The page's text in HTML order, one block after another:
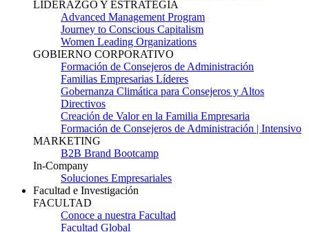
LIDERAZGO Y ESTRATEGIA
Advanced Management Program
Journey to Conscious Capitalism
Women Leading Organizations
GOBIERNO CORPORATIVO
Formación de Consejeros de Administración
Familias Empresarias Líderes
Gobernanza Climática para Consejeros y Altos
Directivos
Creación de Valor en la Familia Empresaria
Formación de Consejeros de Administración | Intensivo
MARKETING
B2B Brand Bootcamp
In-Company
Soluciones Empresariales
Facultad e Investigación
FACULTAD
Conoce a nuestra Facultad
Facultad Global